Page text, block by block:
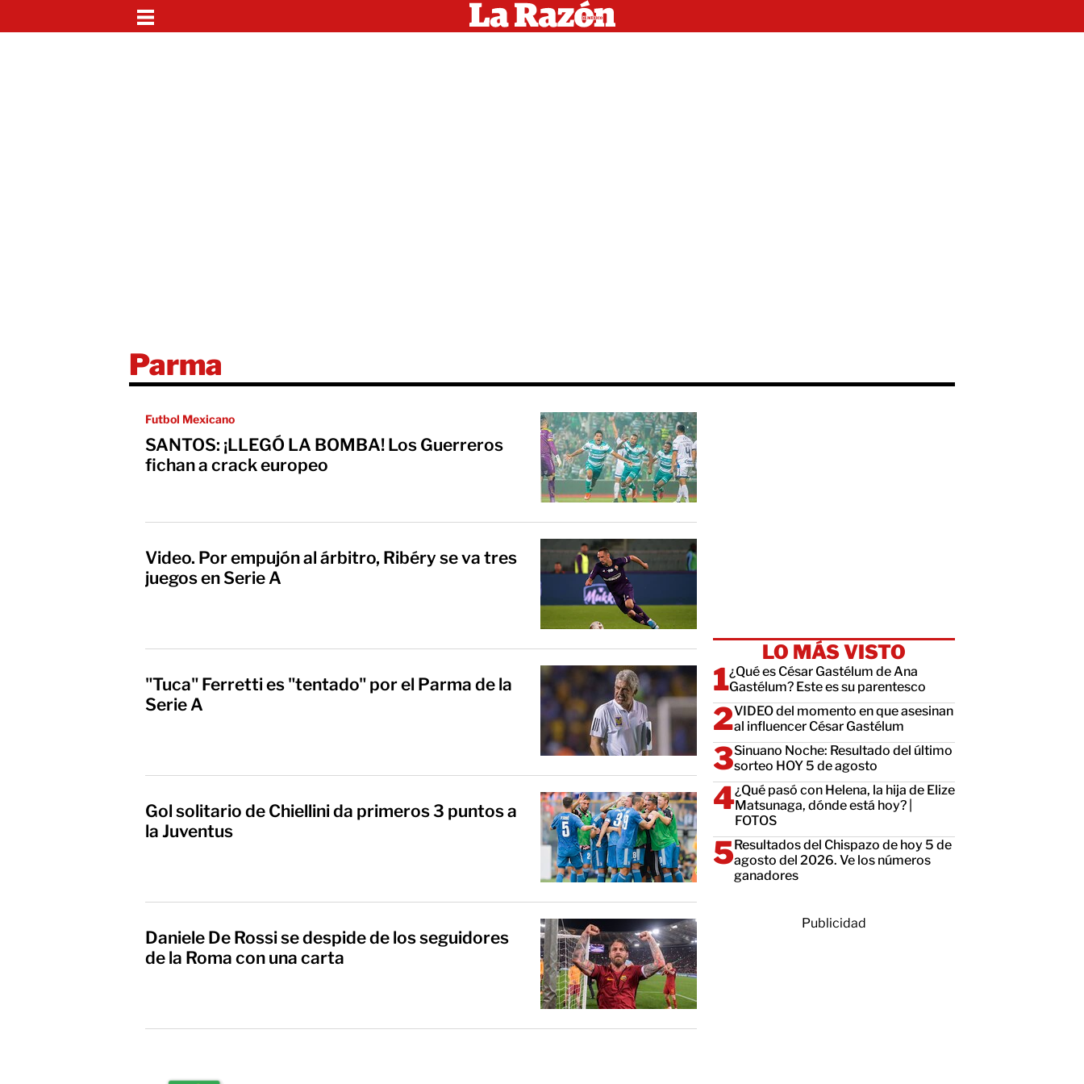
Parma
Futbol Mexicano
SANTOS: ¡LLEGÓ LA BOMBA! Los Guerreros
fichan a crack europeo
Video. Por empujón al árbitro, Ribéry se va tres
juegos en Serie A
"Tuca" Ferretti es "tentado" por el Parma de la
Serie A
Gol solitario de Chiellini da primeros 3 puntos a
la Juventus
Daniele De Rossi se despide de los seguidores
de la Roma con una carta
LO MÁS VISTO
¿Qué es César Gastélum de Ana
Gastélum? Este es su parentesco
VIDEO del momento en que asesinan
al influencer César Gastélum
Sinuano Noche: Resultado del último
sorteo HOY 5 de agosto
¿Qué pasó con Helena, la hija de Elize
Matsunaga, dónde está hoy? |
FOTOS
Resultados del Chispazo de hoy 5 de
agosto del 2026. Ve los números
ganadores
Publicidad